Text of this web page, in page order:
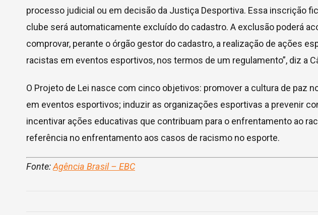
processo judicial ou em decisão da Justiça Desportiva. Essa inscrição
clube será automaticamente excluído do cadastro. A exclusão poderá
comprovar, perante o órgão gestor do cadastro, a realização de ações
racistas em eventos esportivos, nos termos de um regulamento”, diz a
O Projeto de Lei nasce com cinco objetivos: promover a cultura de paz
em eventos esportivos; induzir as organizações esportivas a prevenir
incentivar ações educativas que contribuam para o enfrentamento ao
referência no enfrentamento aos casos de racismo no esporte.
Fonte:Agência Brasil – EBC